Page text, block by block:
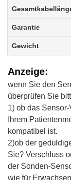
Garantie
Gewicht
Anzeige:
wenn Sie den
überprüfen Sie
1) ob das
Ihrem
kompatibel ist.
2)ob der
Sie? Verschluss
der Sonden-
wie für